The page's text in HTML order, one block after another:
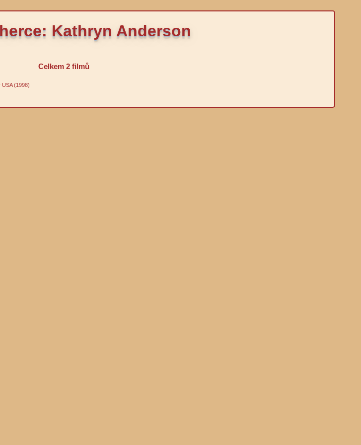
Kathryn Anderson
Celkem 2 filmů
USA (1998)